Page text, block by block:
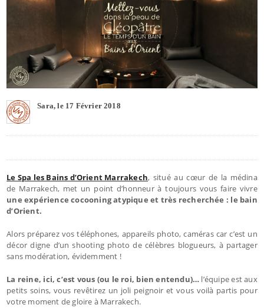
Sara, le 17 Février 2018
Le Spa les Bains d’Orient Marrakech, situé au cœur de la médina
de Marrakech, met un point d’honneur à toujours vous faire vivre
une expérience cocooning atypique et très recherchée : le bain
d’Orient.
Alors préparez vos téléphones, appareils photo, caméras car c’est un
décor digne d’un shooting photo de célèbres blogueurs, à partager
sans modération, évidemment !
La reine, ici, c’est vous (ou le roi, bien entendu)… l’équipe est aux
petits soins, vous revêtirez un joli peignoir et vous voilà partis pour
votre moment de gloire à Marrakech.